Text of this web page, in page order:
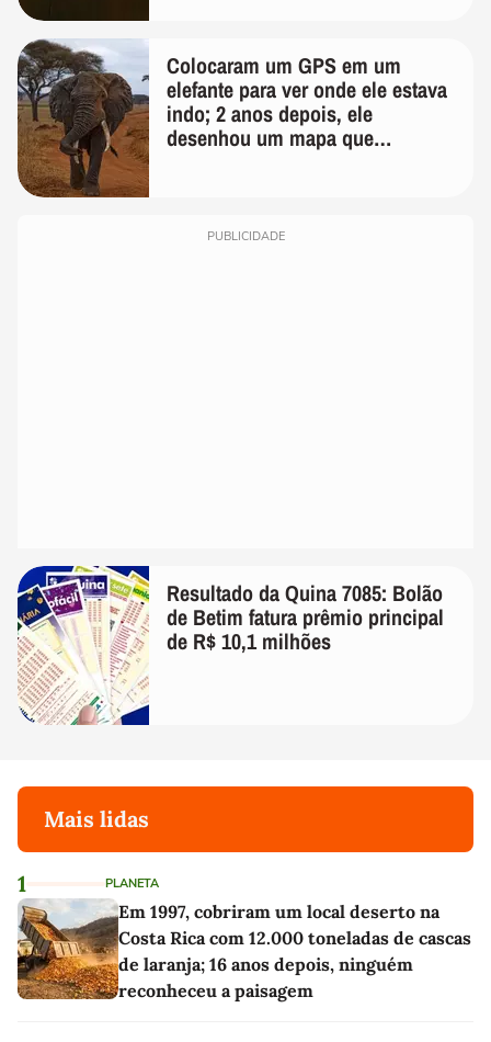
Colocaram um GPS em um
elefante para ver onde ele estava
indo; 2 anos depois, ele
desenhou um mapa que
PUBLICIDADE
Resultado da Quina 7085: Bolão
de Betim fatura prêmio principal
de R$ 10,1 milhões
Mais lidas
1 PLANETA
Em 1997, cobriram um local deserto na
Costa Rica com 12.000 toneladas de cascas
de laranja; 16 anos depois, ninguém
reconheceu a paisagem